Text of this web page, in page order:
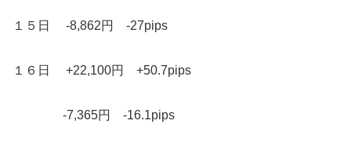
１５日 -8,862円 -27pips
１６日 +22,100円 +50.7pips
-7,365円 -16.1pips